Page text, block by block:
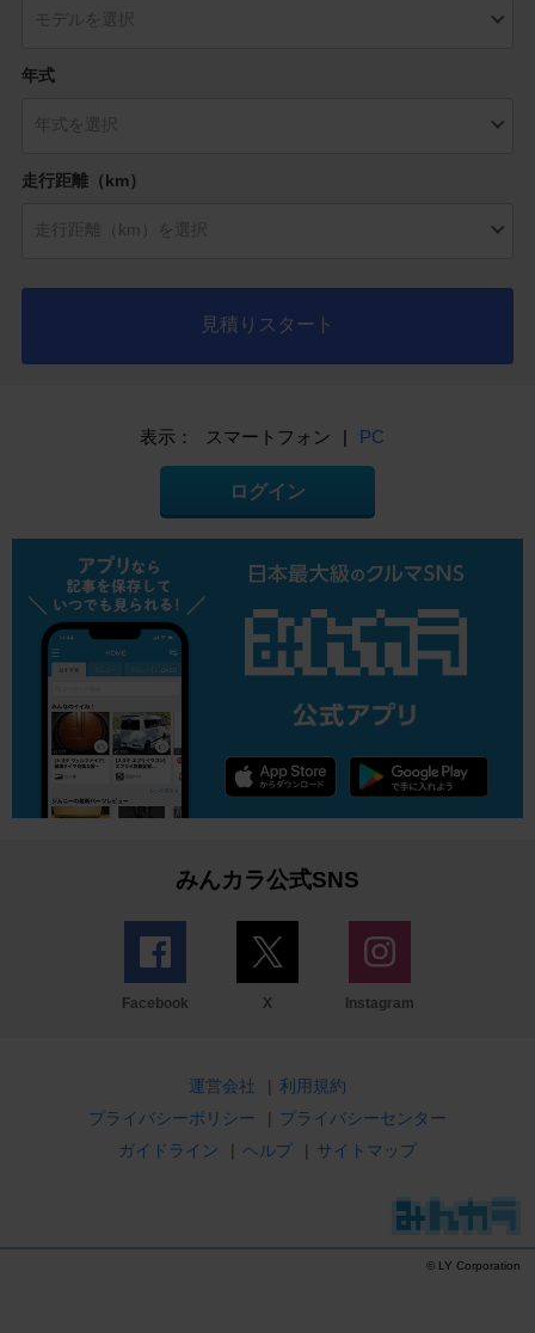
年式
走行距離（km）
見積りスタート
表示： スマートフォン | PC
ログイン
みんカラ公式SNS
Facebook X Instagram
運営会社 | 利用規約
プライバシーポリシー
| プライバシーセンター
ガイドライン
| ヘルプ | サイトマップ
© LY Corporation